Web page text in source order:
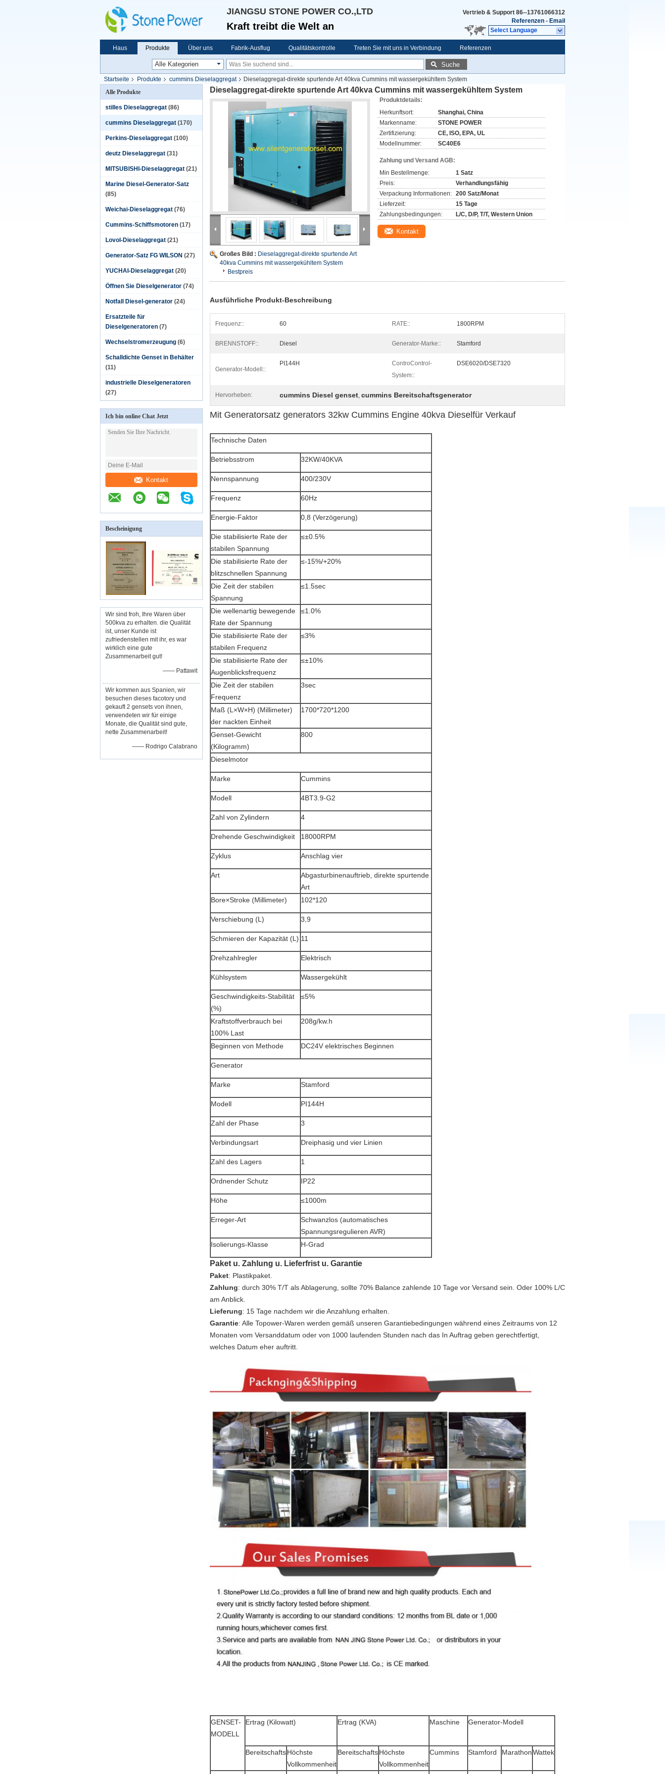
JIANGSU STONE POWER CO.,LTD
Kraft treibt die Welt an
Vertrieb & Support 86--13761066312
Referenzen - Email
Select Language
Haus Produkte Über uns Fabrik-Ausflug Qualitätskontrolle Treten Sie mit uns in Verbindung Referenzen
Suche
Startseite Produkte cummins Dieselaggregat
Dieselaggregat-direkte spurtende Art 40kva Cummins mit wassergekühltem System
Alle Produkte
stilles Dieselaggregat (86)
cummins Dieselaggregat (170)
Perkins-Dieselaggregat (100)
deutz Dieselaggregat (31)
MITSUBISHI-Dieselaggregat (21)
Marine Diesel-Generator-Satz
(85)
Weichai-Dieselaggregat (76)
Cummins-Schiffsmotoren (17)
Lovol-Dieselaggregat (21)
Generator-Satz FG WILSON (27)
YUCHAI-Dieselaggregat (20)
Öffnen Sie Dieselgenerator (74)
Notfall Diesel-generator (24)
Ersatzteile für
Dieselgeneratoren (7)
Wechselstromerzeugung (6)
Schalldichte Genset in Behälter
(11)
industrielle Dieselgeneratoren
(27)
Ich bin online Chat Jetzt
Kontakt
Bescheinigung
Wir sind froh, Ihre Waren über
500kva zu erhalten. die Qualität
ist, unser Kunde ist
zufriedenstellen mit ihr, es war
wirklich eine gute
Zusammenarbeit gut!
—— Pattawit
Wir kommen aus Spanien, wir
besuchen dieses facotory und
gekauft 2 gensets von ihnen,
verwendeten wir für einige
Monate, die Qualität sind gute,
nette Zusammenarbeit!
—— Rodrigo Calabrano
Dieselaggregat-direkte spurtende Art 40kva Cummins mit wassergekühltem System
Großes Bild : Dieselaggregat-direkte spurtende Art
40kva Cummins mit wassergekühltem System
Bestpreis
Produktdetails:
Herkunftsort:
Shanghai, China
Markenname:
STONE POWER
Zertifizierung:
CE, ISO, EPA, UL
Modellnummer:
SC40E6
Zahlung und Versand AGB:
Min Bestellmenge:
1 Satz
Preis:
Verhandlungsfähig
Verpackung Informationen: 200 Satz/Monat
Lieferzeit:
15 Tage
Zahlungsbedingungen:
L/C, D/P, T/T, Western Union
Kontakt
Ausführliche Produkt-Beschreibung
Frequenz:: 60 RATE:: 1800RPM
BRENNSTOFF:: Diesel Generator-Marke:: Stamford
Generator-Modell::
PI144H
ControControl-
System::
DSE6020/DSE7320
Hervorheben: cummins Diesel genset, cummins Bereitschaftsgenerator
Mit Generatorsatz generators 32kw Cummins Engine 40kva Dieselfür Verkauf
Technische Daten
Betriebsstrom 32KW/40KVA
Nennspannung 400/230V
Frequenz 60Hz
Energie-Faktor 0,8 (Verzögerung)
Die stabilisierte Rate der
stabilen Spannung
≤±0.5%
Die stabilisierte Rate der
blitzschnellen Spannung
≤-15%/+20%
Die Zeit der stabilen
Spannung
≤1.5sec
Die wellenartig bewegende
Rate der Spannung
≤1.0%
Die stabilisierte Rate der
stabilen Frequenz
≤3%
Die stabilisierte Rate der
Augenblicksfrequenz
≤±10%
Die Zeit der stabilen
Frequenz
3sec
Maß (L×W×H) (Millimeter)
der nackten Einheit
1700*720*1200
Genset-Gewicht
(Kilogramm)
800
Dieselmotor
Marke Cummins
Modell 4BT3.9-G2
Zahl von Zylindern 4
Drehende Geschwindigkeit 18000RPM
Zyklus Anschlag vier
Art
Abgasturbinenauftrieb, direkte spurtende
Art
Bore×Stroke (Millimeter)
102*120
Verschiebung (L) 3,9
Schmieren der Kapazität (L) 11
Drehzahlregler Elektrisch
Kühlsystem Wassergekühlt
Geschwindigkeits-Stabilität
(%)
≤5%
Kraftstoffverbrauch bei
100% Last
208g/kw.h
Beginnen von Methode DC24V elektrisches Beginnen
Generator
Marke Stamford
Modell PI144H
Zahl der Phase 3
Verbindungsart Dreiphasig und vier Linien
Zahl des Lagers 1
Ordnender Schutz IP22
Höhe ≤1000m
Erreger-Art
Schwanzlos (automatisches
Spannungsregulieren AVR)
Isolierungs-Klasse
H-Grad
Paket u. Zahlung u. Lieferfrist u. Garantie
Paket: Plastikpaket.
Zahlung: durch 30% T/T als Ablagerung, sollte 70% Balance zahlende 10 Tage vor Versand sein. Oder 100% L/C
am Anblick.
Lieferung: 15 Tage nachdem wir die Anzahlung erhalten.
Garantie: Alle Topower-Waren werden gemäß unseren Garantiebedingungen während eines Zeitraums von 12
Monaten vom Versanddatum oder von 1000 laufenden Stunden nach das In Auftrag geben gerechtfertigt,
welches Datum eher auftritt.
GENSET-
MODELL
Ertrag (Kilowatt) Ertrag (KVA) Maschine Generator-Modell
BereitschaftsHöchste
Vollkommenheit
BereitschaftsHöchste
Vollkommenheit
Cummins Stamford MarathonWattek